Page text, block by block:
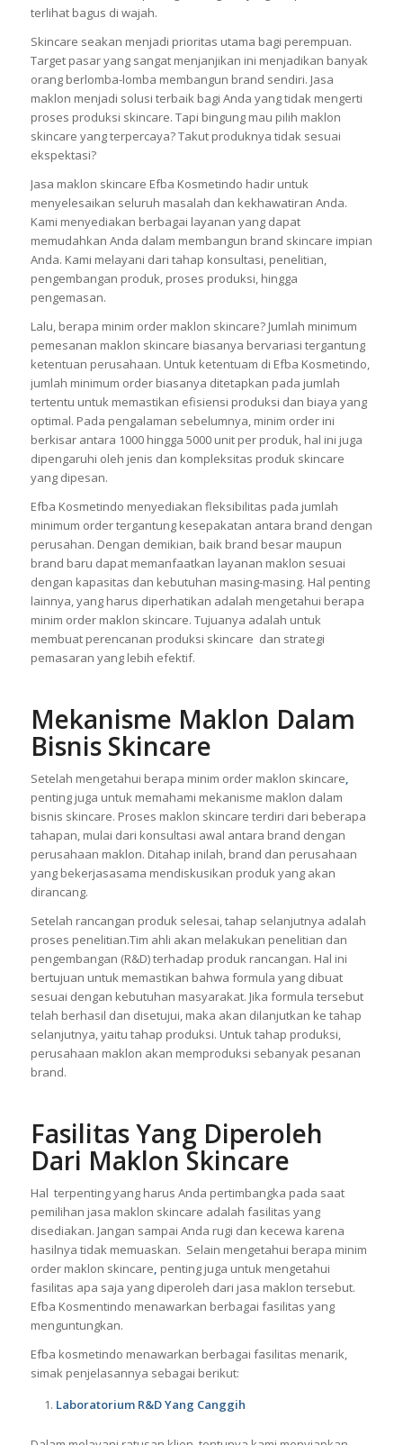
saat ini sudah sangataware
sehat, maka make-up dengan harga terjangkau pun akan
terlihat bagus di wajah.
Skincare seakan menjadi prioritas utama bagi perempuan.
Target pasar yang sangat menjanjikan ini menjadikan banyak
orang berlomba-lomba membangun brand sendiri. Jasa
maklon menjadi solusi terbaik bagi Anda yang tidak mengerti
skincare yang terpercaya? Takut produknya tidak sesuai
ekspektasi?
Jasa maklon skincare Efba Kosmetindo hadir untuk
menyelesaikan seluruh masalah dan kekhawatiran Anda.
Kami menyediakan berbagai layanan yang dapat
memudahkan Anda dalam membangun brand skincare impian
pengembangan produk, proses produksi, hingga
pengemasan.
Lalu, berapa minim order maklon skincare? Jumlah minimum
pemesanan maklon skincare biasanya bervariasi tergantung
ketentuan perusahaan. Untuk ketentuam di Efba Kosmetindo,
jumlah minimum order biasanya ditetapkan pada jumlah
tertentu untuk memastikan efisiensi produksi dan biaya yang
optimal. Pada pengalaman sebelumnya, minim order ini
dipengaruhi oleh jenis dan kompleksitas produk skincare
yang dipesan.
Efba Kosmetindo menyediakan fleksibilitas pada jumlah
minimum order tergantung kesepakatan antara brand dengan
perusahan. Dengan demikian, baik brand besar maupun
brand baru dapat memanfaatkan layanan maklon sesuai
dengan kapasitas dan kebutuhan masing-masing. Hal penting
lainnya, yang harus diperhatikan adalah mengetahui berapa
pemasaran yang lebih efektif.
Mekanisme Maklon Dalam
Bisnis Skincare
Setelah mengetahui berapa minim order maklon skincare
penting juga untuk memahami mekanisme maklon dalam
bisnis skincare. Proses maklon skincare terdiri dari beberapa
tahapan, mulai dari konsultasi awal antara brand dengan
yang bekerjasasama mendiskusikan produk yang akan
dirancang.
Setelah rancangan produk selesai, tahap selanjutnya adalah
proses penelitian.Tim ahli akan melakukan penelitian dan
pengembangan (R&D) terhadap produk rancangan. Hal ini
bertujuan untuk memastikan bahwa formula yang dibuat
sesuai dengan kebutuhan masyarakat. Jika formula tersebut
telah berhasil dan disetujui, maka akan dilanjutkan ke tahap
brand.
Fasilitas Yang Diperoleh
Dari Maklon Skincare
Hal terpenting yang harus Anda pertimbangka pada saat
pemilihan jasa maklon skincare adalah fasilitas yang
disediakan. Jangan sampai Anda rugi dan kecewa karena
hasilnya tidak memuaskan. Selain mengetahui berapa minim
order maklon skincare
Efba Kosmentindo menawarkan berbagai fasilitas yang
menguntungkan.
Efba kosmetindo menawarkan berbagai fasilitas menarik,